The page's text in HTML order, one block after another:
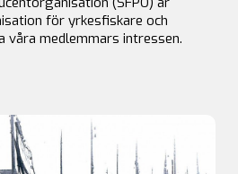
för yrkesfiskare och
medlemmars intressen.